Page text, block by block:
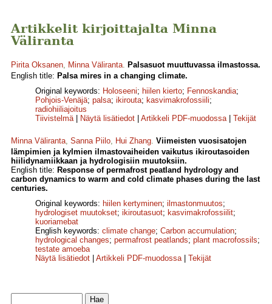
Artikkelit kirjoittajalta Minna
Väliranta
Pirita Oksanen, Minna Väliranta. Palsasuot muuttuvassa ilmastossa.
English title: Palsa mires in a changing climate.
Original keywords: Holoseeni; hiilen kierto; Fennoskandia;
Pohjois-Venäjä; palsa; ikirouta; kasvimakrofossiili;
radiohiiliajoitus
Tiivistelmä| Näytä lisätiedot Artikkeli PDF-muodossa| Tekijät
Minna Väliranta, Sanna Piilo, Hui Zhang. Viimeisten vuosisatojen
lämpimien ja kylmien ilmastovaiheiden vaikutus ikiroutasoiden
hiilidynamiikkaan ja hydrologisiin muutoksiin.
English title: Response of permafrost peatland hydrology and
carbon dynamics to warm and cold climate phases during the last
centuries.
Original keywords: hiilen kertyminen; ilmastonmuutos;
hydrologiset muutokset; ikiroutasuot; kasvimakrofossiilit;
kuoriamebat
English keywords: climate change; Carbon accumulation;
hydrological changes; permafrost peatlands; plant macrofossils;
testate amoeba
Näytä lisätiedot
Artikkeli PDF-muodossa| Tekijät